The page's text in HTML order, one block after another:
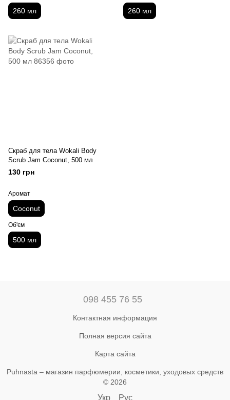
260 мл 260 мл
Скраб для тела Wokali Body
Scrub Jam Coconut, 500 мл
130 грн
Аромат
Coconut
Об'єм
500 мл
098 455 76 55
Контактная информация
Полная версия сайта
Карта сайта
Puhnasta – магазин парфюмерии, косметики, уходовых средств
© 2026
Укр Рус